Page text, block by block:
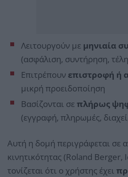
Λειτουργούν με μηνιαία
(ασφάλιση, συντήρηση,
Επιτρέπουν επιστροφή ή
μικρή προειδοποίηση
Βασίζονται σε πλήρως
(εγγραφή, πληρωμές,
Αυτή η δομή περιγράφεται σε
κινητικότητας (Roland Berger,
τονίζεται ότι ο χρήστης έχει